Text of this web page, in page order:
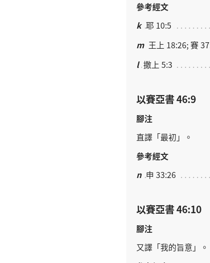
參考經文
k 耶 10:5
m 王上 18:26; 賽
l 撒上 5:3
以賽亞書 46:9
腳注
直譯 「最初 」。
參考經文
n 申 33:26
以賽亞書 46:10
腳注
又譯 「我的旨意 」。